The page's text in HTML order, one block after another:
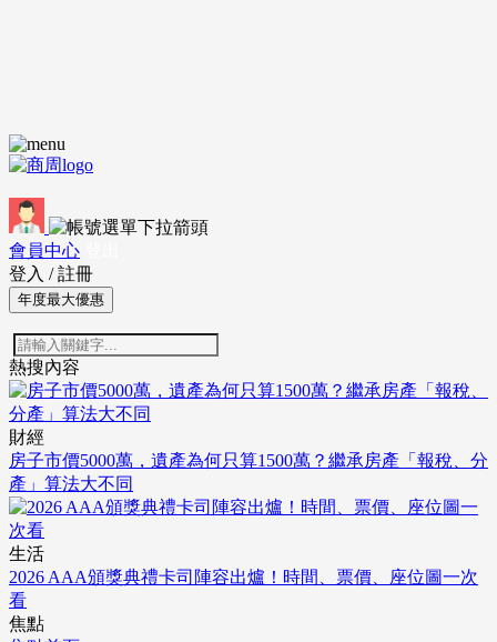
會員中心
登入 / 註冊
年度最大優惠
熱搜內容
財經
房子市價5000萬，遺產為何只算1500萬？繼承房產「報稅、分
產」算法大不同
生活
2026 AAA頒獎典禮卡司陣容出爐！時間、票價、座位圖一次
看
焦點